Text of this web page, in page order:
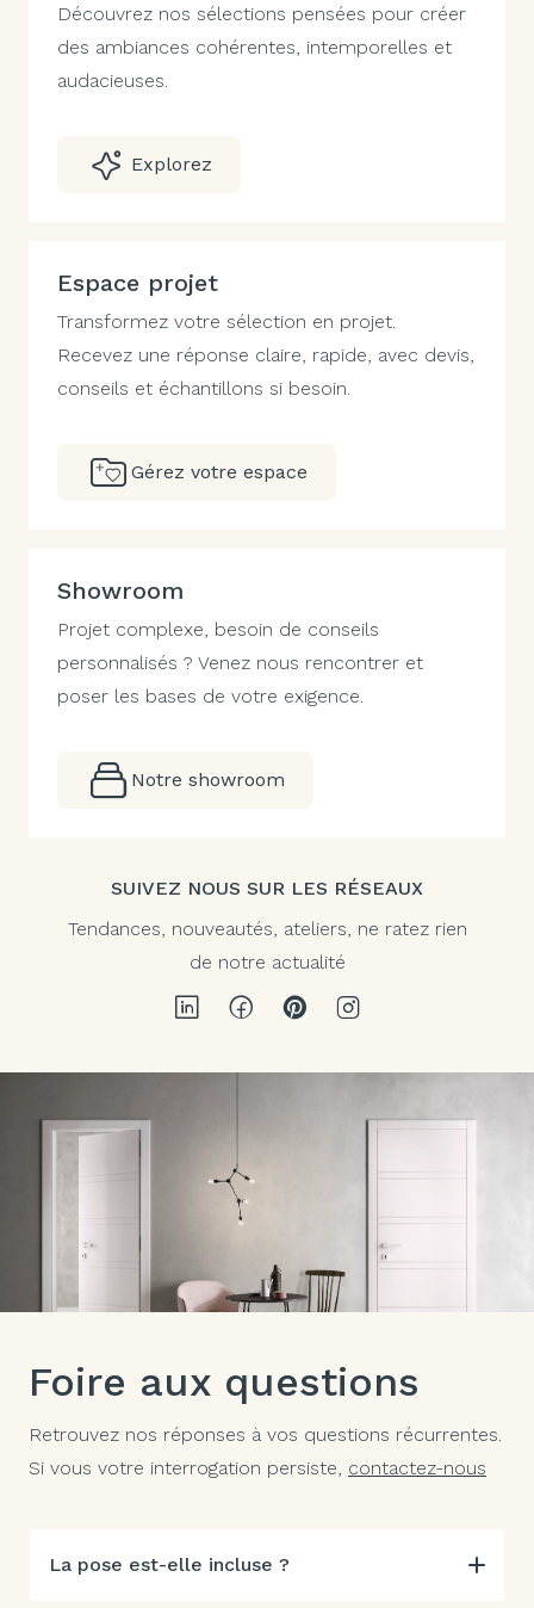
Découvrez nos sélections pensées pour créer
des ambiances cohérentes, intemporelles et
audacieuses.
Explorez
Espace projet
Transformez votre sélection en projet.
Recevez une réponse claire, rapide, avec devis,
conseils et échantillons si besoin.
Gérez votre espace
Showroom
Projet complexe, besoin de conseils
personnalisés ? Venez nous rencontrer et
poser les bases de votre exigence.
Notre showroom
SUIVEZ NOUS SUR LES RÉSEAUX
Tendances, nouveautés, ateliers, ne ratez rien
de notre actualité
Foire aux questions
Retrouvez nos réponses à vos questions récurrentes.
Si vous votre interrogation persiste, contactez-nous
La pose est-elle incluse ?